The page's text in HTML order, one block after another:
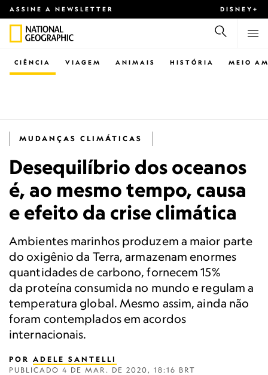
ASSINE A NEWSLETTER DISNEY+
CIÊNCIA VIAGEM ANIMAIS HISTÓRIA MEIO
MUDANÇAS CLIMÁTICAS
Desequilíbrio dos oceanos
é, ao mesmo tempo, causa
e efeito da crise climática
Ambientes marinhos produzem a maior parte
do oxigênio da Terra, armazenam enormes
quantidades de carbono, fornecem 15%
da proteína consumida no mundo e regulam a
temperatura global. Mesmo assim, ainda não
foram contemplados em acordos
internacionais.
POR ADELE SANTELLI
PUBLICADO 4 DE MAR. DE 2020, 18:16 BRT